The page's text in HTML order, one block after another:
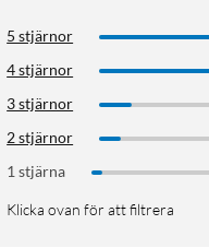
5 stjärnor
4 stjärnor
3 stjärnor
2 stjärnor
1 stjärna
Klicka ovan för att filtrera